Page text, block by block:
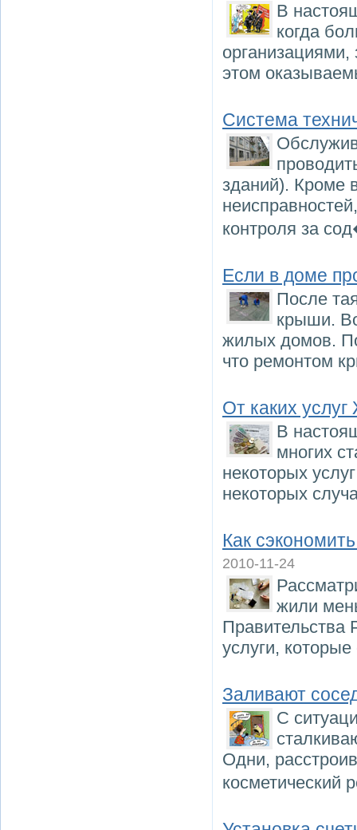
В
когда
этом
Система
зданий). Кроме
контроля за
Если в доме
После
крыши.
жилых домов.
что ремонтом
От каких
В
многих
некоторых
некоторых
Как
2010-11-24
жили
Правительства
услуги,
Заливают
С
Одни,
косметический